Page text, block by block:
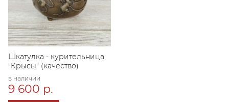
Шкатулка - курительница
"Крысы" (качество)
в наличии
9 600 р.